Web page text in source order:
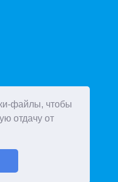
файлы, чтобы
отдачу от